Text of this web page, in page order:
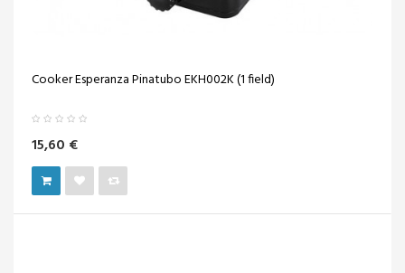
Cooker Esperanza Pinatubo EKH002K (1 field)
15,60 €